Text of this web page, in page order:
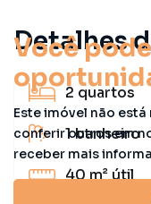
Você
Este imóvel não
conferir outros em
receber mais
Detalhes
2 quartos
1banheiro
40 m²útil